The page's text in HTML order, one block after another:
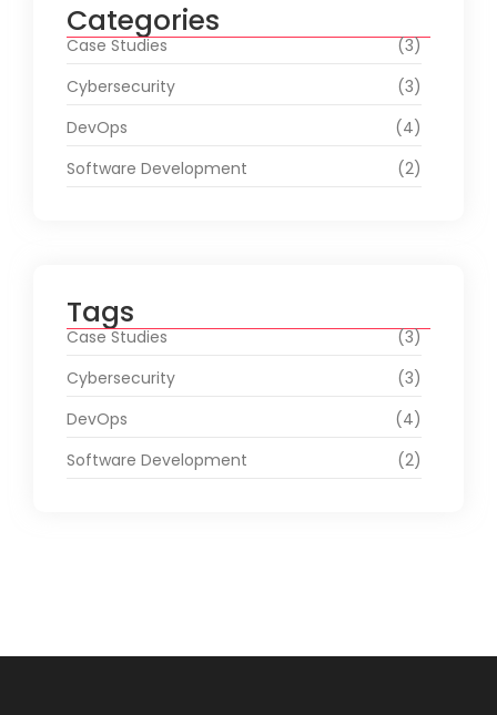
Categories
Case Studies
(3)
Cybersecurity
(3)
DevOps
(4)
Software Development
(2)
Tags
Case Studies
(3)
Cybersecurity
(3)
DevOps
(4)
Software Development
(2)